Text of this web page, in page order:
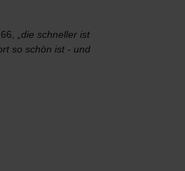
„die schneller ist
so schön ist - und